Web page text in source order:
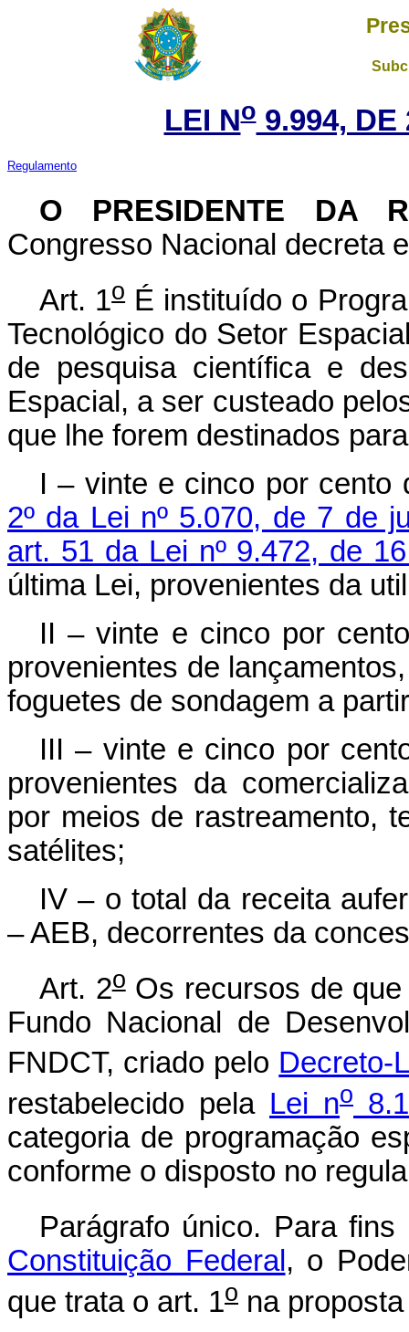
LEI No9.994, DE
Regulamento
O PRESIDENTE DA
Congresso Nacional decreta
Art. 1oÉ instituído o
Tecnológico do Setor
de pesquisa científica e
Espacial, a ser custeado
que lhe forem destinados
I – vinte e cinco por
2º da Lei nº 5.070, de 7 de
art. 51 da Lei nº 9.472, de
última Lei, provenientes da
II – vinte e cinco por
provenientes de
foguetes de sondagem a
III – vinte e cinco por
provenientes da
por meios de rastreamento,
satélites;
IV – o total da receita
– AEB, decorrentes da
Art. 2oOs recursos de que
Fundo Nacional de
FNDCT, criado pelo Decreto-
restabelecido pela Lei no
categoria de programação
conforme o disposto no
Parágrafo único. Para
Constituição Federal , o
que trata o art. 1o na